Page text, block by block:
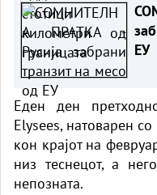
ЕУ
Еден ден
Elysees, натоварен
кон крајот на
низ теснецот, а
непозната.